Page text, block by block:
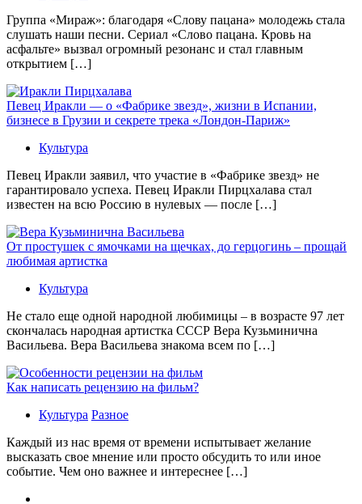
Группа «Мираж»: благодаря «Слову пацана» молодежь стала
слушать наши песни. Сериал «Слово пацана. Кровь на
асфальте» вызвал огромный резонанс и стал главным
открытием […]
Певец Иракли — о «Фабрике звезд», жизни в Испании,
бизнесе в Грузии и секрете трека «Лондон-Париж»
Культура
Певец Иракли заявил, что участие в «Фабрике звезд» не
гарантировало успеха. Певец Иракли Пирцхалава стал
известен на всю Россию в нулевых — после […]
От простушек с ямочками на щечках, до герцогинь – прощай
любимая артистка
Культура
Не стало еще одной народной любимицы – в возрасте 97 лет
скончалась народная артистка СССР Вера Кузьминична
Васильева. Вера Васильева знакома всем по […]
Как написать рецензию на фильм?
Культура Разное
Каждый из нас время от времени испытывает желание
высказать свое мнение или просто обсудить то или иное
событие. Чем оно важнее и интереснее […]